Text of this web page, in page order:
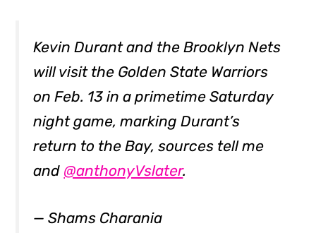
Kevin Durant and the Brooklyn Nets
will visit the Golden State Warriors
on Feb. 13 in a primetime Saturday
night game, marking Durant’s
return to the Bay, sources tell me
and @anthonyVslater.
— Shams Charania